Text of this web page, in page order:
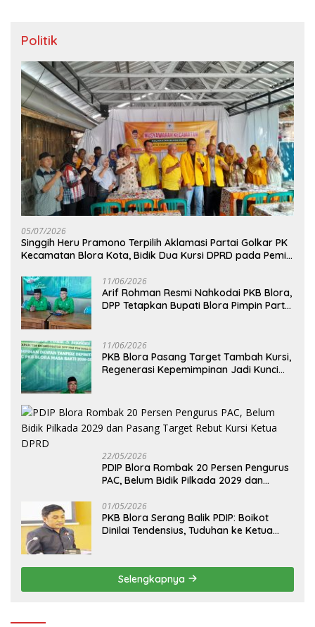
Politik
05/07/2026
Singgih Heru Pramono Terpilih Aklamasi Partai Golkar PK
Kecamatan Blora Kota, Bidik Dua Kursi DPRD pada Pemilu
11/06/2026
Arif Rohman Resmi Nahkodai PKB Blora,
DPP Tetapkan Bupati Blora Pimpin Partai
11/06/2026
PKB Blora Pasang Target Tambah Kursi,
Regenerasi Kepemimpinan Jadi Kunci
22/05/2026
PDIP Blora Rombak 20 Persen Pengurus
PAC, Belum Bidik Pilkada 2029 dan
01/05/2026
PKB Blora Serang Balik PDIP: Boikot
Dinilai Tendensius, Tuduhan ke Ketua
Selengkapnya